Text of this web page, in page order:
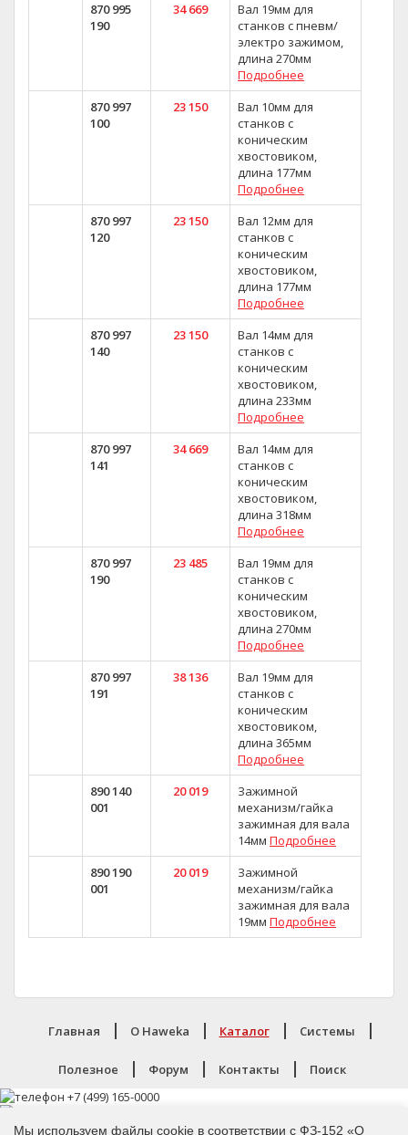
Мы используем файлы cookie в соответствии с ФЗ-152 «О
870 995
190
34 669
Вал 19мм для
станков с пневм/
электро зажимом,
длина 270мм
Подробнее
870 997
100
23 150
Вал 10мм для
станков с
коническим
хвостовиком,
длина 177мм
Подробнее
870 997
120
23 150
Вал 12мм для
станков с
коническим
хвостовиком,
длина 177мм
Подробнее
870 997
140
23 150
Вал 14мм для
станков с
коническим
хвостовиком,
длина 233мм
Подробнее
870 997
141
34 669
Вал 14мм для
станков с
коническим
хвостовиком,
длина 318мм
Подробнее
870 997
190
23 485
Вал 19мм для
станков с
коническим
хвостовиком,
длина 270мм
Подробнее
870 997
191
38 136
Вал 19мм для
станков с
коническим
хвостовиком,
длина 365мм
Подробнее
890 140
001
20 019
Зажимной
механизм/гайка
зажимная для вала
14мм Подробнее
890 190
001
20 019
Зажимной
механизм/гайка
зажимная для вала
19мм Подробнее
Главная O Haweka Каталог Системы
Полезное Форум Контакты Поиск